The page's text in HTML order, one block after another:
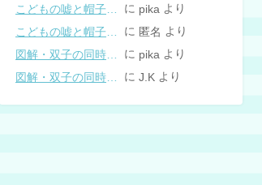
こどもの嘘と帽子の修復。キャップのツバが破れた時の直し方 に pika より
に 匿名 より
に pika より
に J.K より